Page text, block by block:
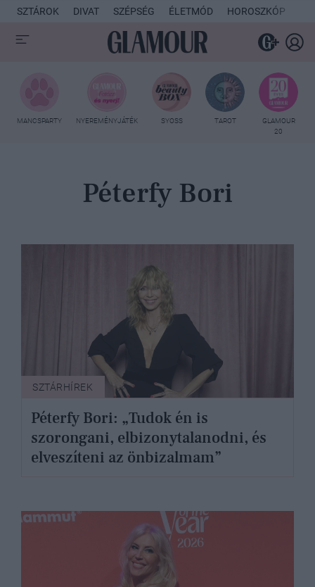
SZTÁROK DIVAT SZÉPSÉG ÉLETMÓD HOROSZKÓP
MANCSPARTY NYEREMÉNYJÁTÉK SYOSS TAROT
GLAMOUR
20
Péterfy Bori
SZTÁRHÍREK
Péterfy Bori: „Tudok én is
szorongani, elbizonytalanodni, és
elveszíteni az önbizalmam”